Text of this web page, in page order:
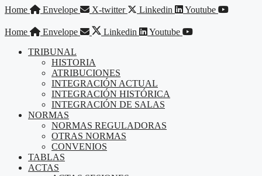
Saltar
contenido
Home Envelope X-twitter Linkedin Youtube
Home Envelope Linkedin
Youtube
TRIBUNAL
HISTORIA
ATRIBUCIONES
INTEGRACIÓN ACTUAL
INTEGRACIÓN HISTÓRICA
INTEGRACIÓN DE SALAS
NORMAS
NORMAS REGULADORAS
OTRAS NORMAS
CONVENIOS
TABLAS
ACTAS